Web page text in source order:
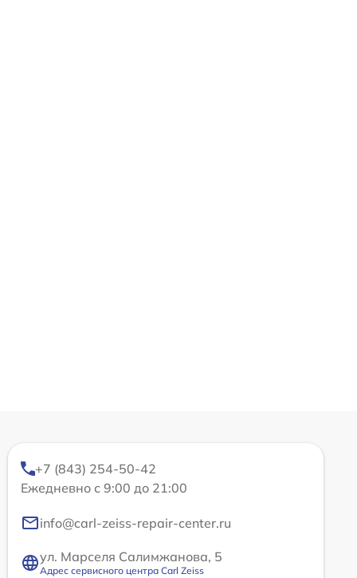
+7 (843) 254-50-42
Ежедневно с 9:00 до 21:00
info@carl-zeiss-repair-center.ru
ул. Марселя Салимжанова, 5
Адрес сервисного центра Carl Zeiss